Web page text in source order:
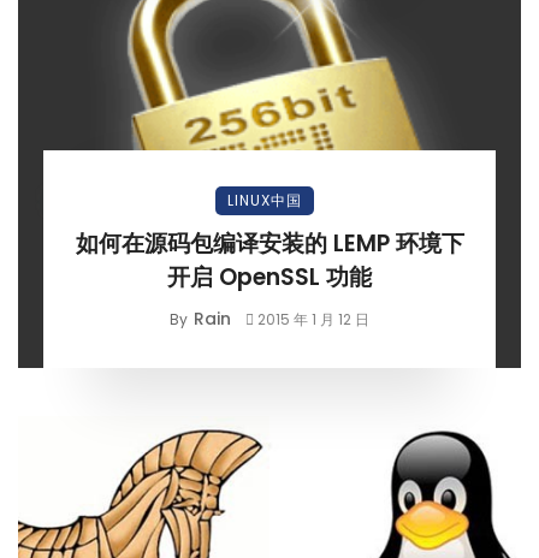
LINUX中国
如何在源码包编译安装的 LEMP 环境下
开启 OpenSSL 功能
By Rain 2015 年 1 月 12 日